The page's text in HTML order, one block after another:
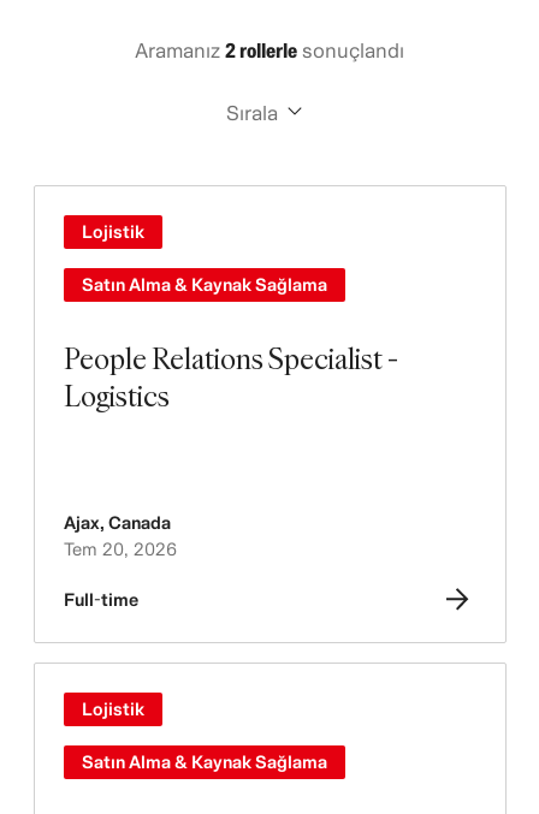
Aramanız 2 rollerle sonuçlandı
Sırala
People Relations Specialist -
Logistics
Lojistik
Satın Alma & Kaynak Sağlama
Ajax, Canada
Tem 20, 2026
Full-time
Lojistik
Satın Alma & Kaynak Sağlama